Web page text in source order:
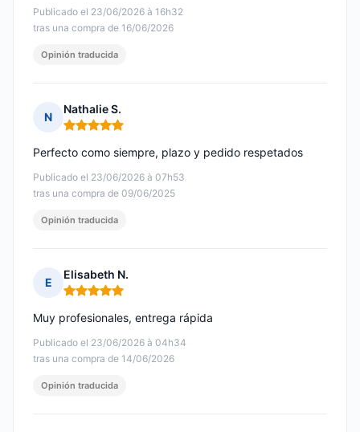
Publicado el 23/06/2026 à 16h32
tras una compra de 16/06/2026
Opinión traducida
N
Nathalie S.
Nota: 5 de 5
Publicado el 23/06/2026 à 07h53
tras una compra de 09/06/2025
Perfecto como siempre, plazo y pedido respetados
Opinión traducida
E
Elisabeth N.
Nota: 5 de 5
Publicado el 23/06/2026 à 04h34
tras una compra de 14/06/2026
Muy profesionales, entrega rápida
Opinión traducida